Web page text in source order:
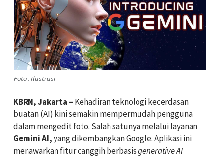
Foto : Ilustrasi
KBRN, Jakarta – Kehadiran teknologi kecerdasan
buatan (AI) kini semakin mempermudah pengguna
dalam mengedit foto. Salah satunya melalui layanan
Gemini AI,yang dikembangkan Google. Aplikasi ini
menawarkan fitur canggih berbasisgenerative AI